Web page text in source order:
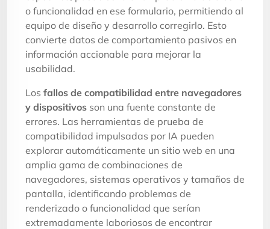
o funcionalidad en ese formulario, permitiendo al
equipo de diseño y desarrollo corregirlo. Esto
convierte datos de comportamiento pasivos en
información accionable para mejorar la
usabilidad.
Los fallos de compatibilidad entre navegadores
y dispositivos son una fuente constante de
errores. Las herramientas de prueba de
compatibilidad impulsadas por IA pueden
explorar automáticamente un sitio web en una
amplia gama de combinaciones de
navegadores, sistemas operativos y tamaños de
pantalla, identificando problemas de
renderizado o funcionalidad que serían
extremadamente laboriosos de encontrar